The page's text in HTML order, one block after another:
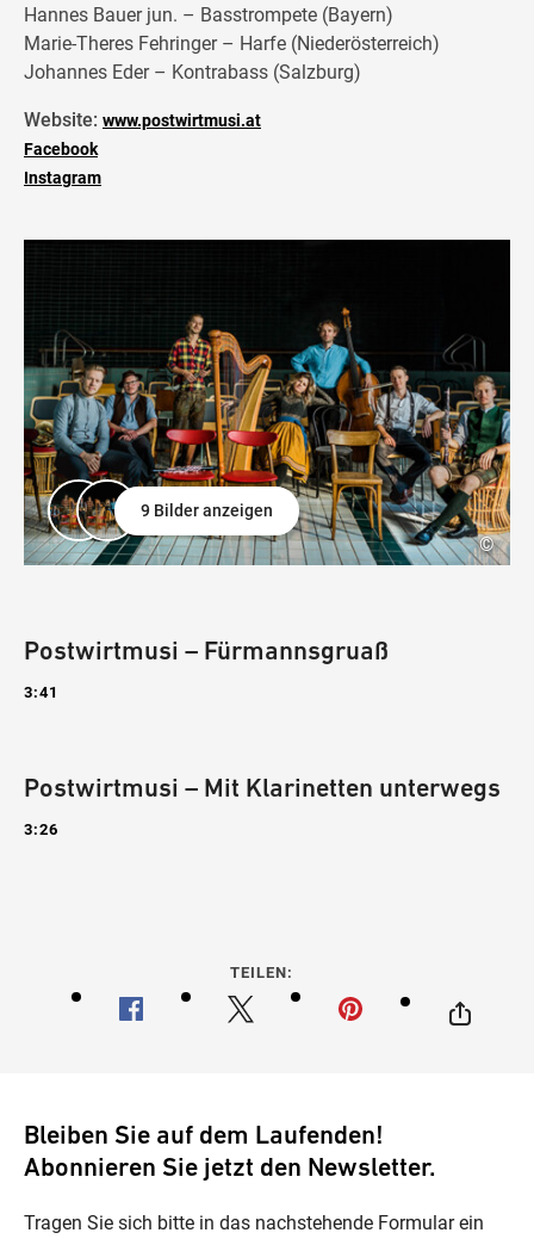
Hannes Bauer jun. – Basstrompete (Bayern)
Marie-Theres Fehringer – Harfe (Niederösterreich)
Johannes Eder – Kontrabass (Salzburg)
Website: www.postwirtmusi.at
Facebook
Instagram
©
9 Bilder anzeigen
Postwirtmusi – Fürmannsgruaß
3:41
Postwirtmusi – Mit Klarinetten unterwegs
3:26
TEILEN:
Bleiben Sie auf dem Laufenden!
Abonnieren Sie jetzt den Newsletter.
Tragen Sie sich bitte in das nachstehende Formular ein